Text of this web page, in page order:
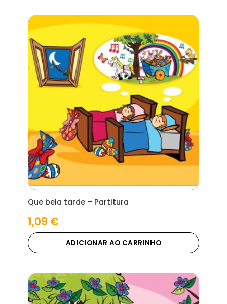
Que bela tarde – Partitura
1,09 €
ADICIONAR AO CARRINHO